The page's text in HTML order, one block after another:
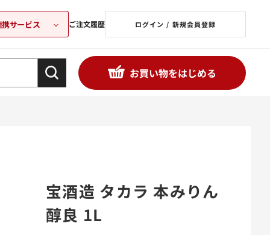
サービス ご注文履歴 ログイン / 新規会員登録
お買い物をはじめる
宝酒造 タカラ 本みりん
醇良 1L